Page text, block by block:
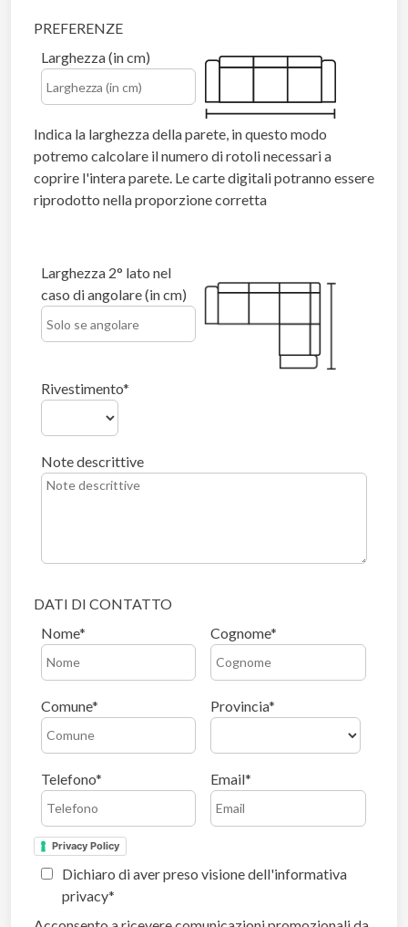
PREFERENZE
Larghezza (in cm)
Indica la larghezza della parete, in questo modo
potremo calcolare il numero di rotoli necessari a
coprire l'intera parete. Le carte digitali potranno essere
riprodotto nella proporzione corretta
Larghezza 2° lato nel
caso di angolare (in cm)
Rivestimento
Note descrittive
DATI DI CONTATTO
Nome
Cognome
Comune Provincia
Telefono Email
Privacy Policy
Dichiaro di aver preso visione dell'informativa
privacy